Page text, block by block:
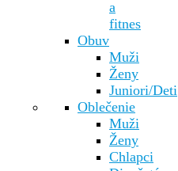
a
fitnes
Obuv
Muži
Ženy
Juniori/Deti
Oblečenie
Muži
Ženy
Chlapci